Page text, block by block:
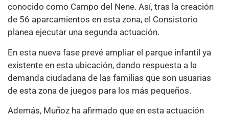
conocido como Campo del Nene. Así, tras la creación
de 56 aparcamientos en esta zona, el Consistorio
planea ejecutar una segunda actuación.
En esta nueva fase prevé ampliar el parque infantil ya
existente en esta ubicación, dando respuesta a la
demanda ciudadana de las familias que son usuarias
de esta zona de juegos para los más pequeños.
Además, Muñoz ha afirmado que en esta actuación